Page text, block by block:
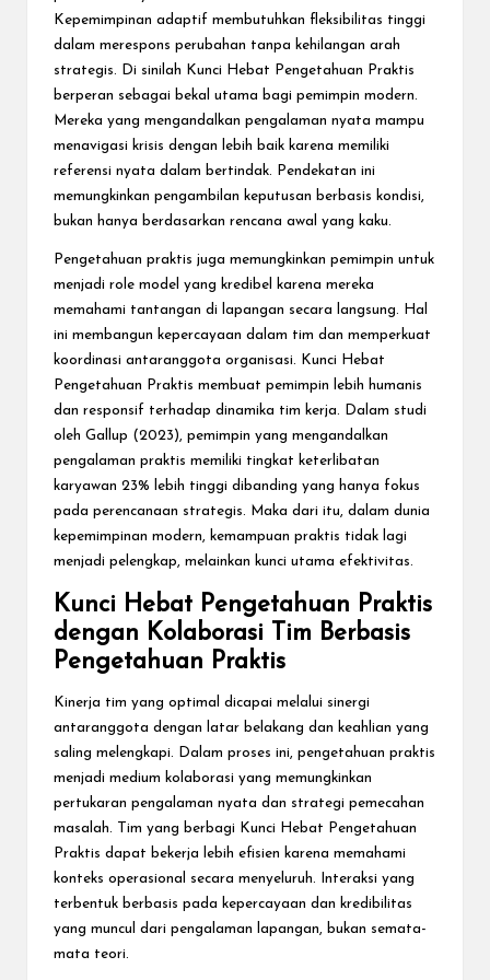
Kepemimpinan adaptif membutuhkan fleksibilitas tinggi
dalam merespons perubahan tanpa kehilangan arah
strategis. Di sinilah Kunci Hebat Pengetahuan Praktis
berperan sebagai bekal utama bagi pemimpin modern.
Mereka yang mengandalkan pengalaman nyata mampu
menavigasi krisis dengan lebih baik karena memiliki
referensi nyata dalam bertindak. Pendekatan ini
memungkinkan pengambilan keputusan berbasis kondisi,
bukan hanya berdasarkan rencana awal yang kaku.
Pengetahuan praktis juga memungkinkan pemimpin untuk
menjadi role model yang kredibel karena mereka
memahami tantangan di lapangan secara langsung. Hal
ini membangun kepercayaan dalam tim dan memperkuat
koordinasi antaranggota organisasi. Kunci Hebat
Pengetahuan Praktis membuat pemimpin lebih humanis
dan responsif terhadap dinamika tim kerja. Dalam studi
oleh Gallup (2023), pemimpin yang mengandalkan
pengalaman praktis memiliki tingkat keterlibatan
karyawan 23% lebih tinggi dibanding yang hanya fokus
pada perencanaan strategis. Maka dari itu, dalam dunia
kepemimpinan modern, kemampuan praktis tidak lagi
menjadi pelengkap, melainkan kunci utama efektivitas.
Kunci Hebat Pengetahuan Praktis
dengan Kolaborasi Tim Berbasis
Pengetahuan Praktis
Kinerja tim yang optimal dicapai melalui sinergi
antaranggota dengan latar belakang dan keahlian yang
saling melengkapi. Dalam proses ini, pengetahuan praktis
menjadi medium kolaborasi yang memungkinkan
pertukaran pengalaman nyata dan strategi pemecahan
masalah. Tim yang berbagi Kunci Hebat Pengetahuan
Praktis dapat bekerja lebih efisien karena memahami
konteks operasional secara menyeluruh. Interaksi yang
terbentuk berbasis pada kepercayaan dan kredibilitas
yang muncul dari pengalaman lapangan, bukan semata-
mata teori.